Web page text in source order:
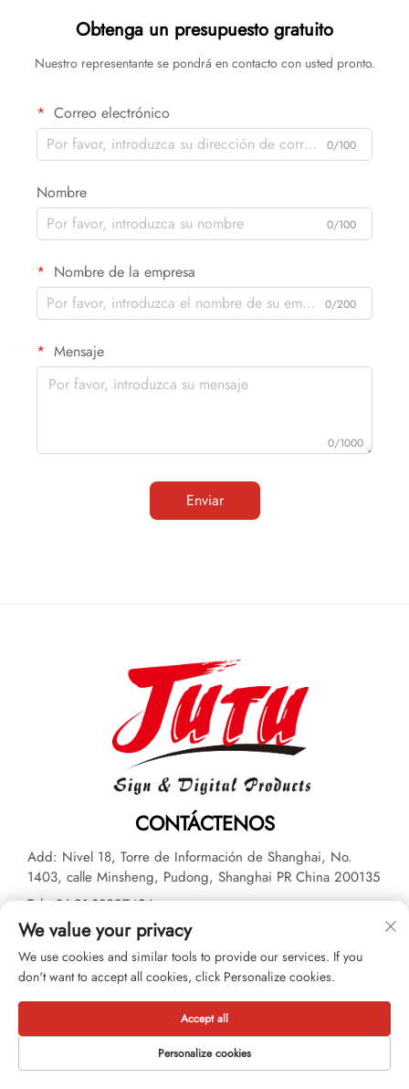
Obtenga un presupuesto gratuito
Nuestro representante se pondrá en contacto con usted pronto.
Correo electrónico
0/100
Nombre
0/100
Nombre de la empresa
0/200
Mensaje
0/1000
Enviar
CONTÁCTENOS
Add: Nivel 18, Torre de Información de Shanghai, No.
1403, calle Minsheng, Pudong, Shanghai PR China 200135
Tel:+86-21-33927426
Correo electrónico:[email protected]
Derechos de autor © 2026 JUTU New Materials Technology
Limited. Todos los derechos reservados. -
We value your privacy
We use cookies and similar tools to provide our services. If you
don't want to accept all cookies, click Personalize cookies.
Personalize cookies
Accept all